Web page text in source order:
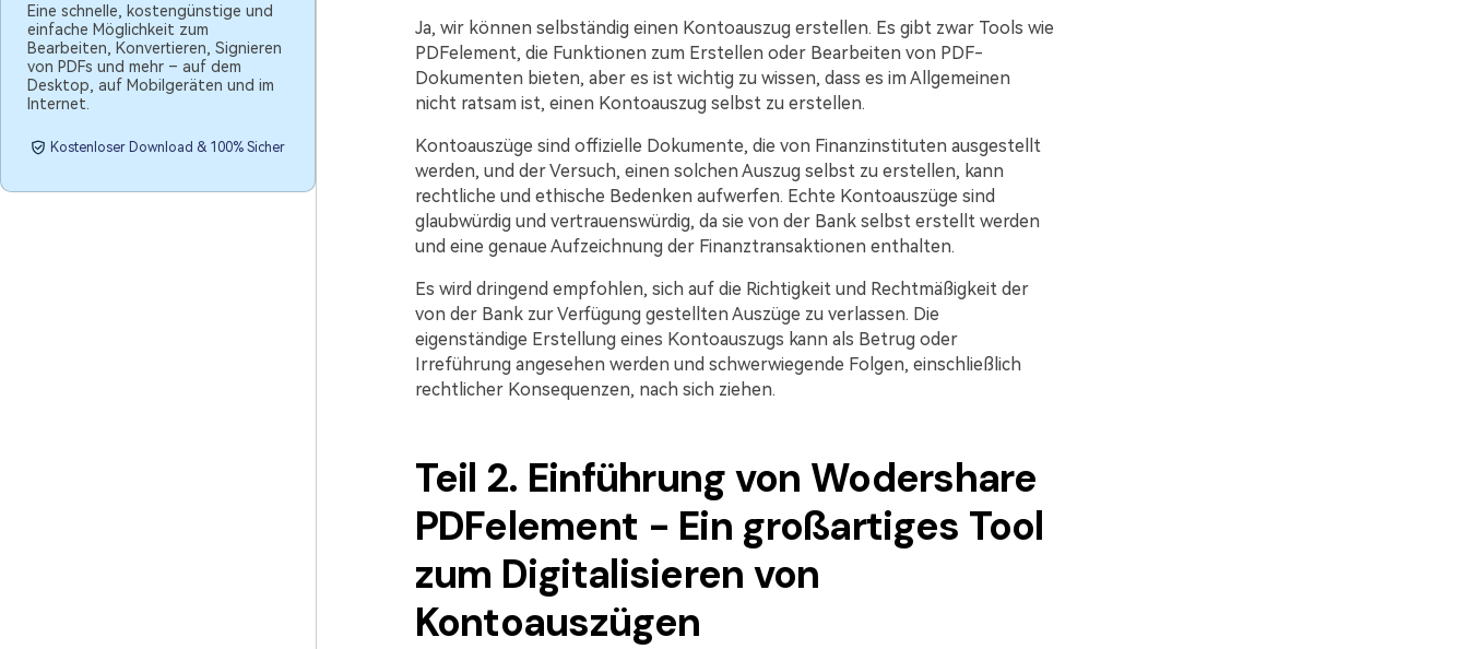
Eine schnelle, kostengünstige und
einfache Möglichkeit zum
Bearbeiten, Konvertieren, Signieren
von PDFs und mehr – auf dem
Desktop, auf Mobilgeräten und im
Internet.
Kostenloser Download & 100% Sicher
Ja, wir können selbständig einen Kontoauszug erstellen. Es gibt zwar Tools wie
PDFelement, die Funktionen zum Erstellen oder Bearbeiten von PDF-
Dokumenten bieten, aber es ist wichtig zu wissen, dass es im Allgemeinen
nicht ratsam ist, einen Kontoauszug selbst zu erstellen.
Kontoauszüge sind offizielle Dokumente, die von Finanzinstituten ausgestellt
werden, und der Versuch, einen solchen Auszug selbst zu erstellen, kann
rechtliche und ethische Bedenken aufwerfen. Echte Kontoauszüge sind
glaubwürdig und vertrauenswürdig, da sie von der Bank selbst erstellt werden
und eine genaue Aufzeichnung der Finanztransaktionen enthalten.
Es wird dringend empfohlen, sich auf die Richtigkeit und Rechtmäßigkeit der
von der Bank zur Verfügung gestellten Auszüge zu verlassen. Die
eigenständige Erstellung eines Kontoauszugs kann als Betrug oder
Irreführung angesehen werden und schwerwiegende Folgen, einschließlich
rechtlicher Konsequenzen, nach sich ziehen.
Teil 2. Einführung von Wodershare
PDFelement - Ein großartiges Tool
zum Digitalisieren von
Kontoauszügen